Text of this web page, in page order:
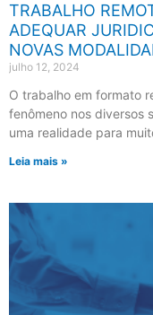
TRABALHO
ADEQUAR
NOVAS
julho 12, 2024
O trabalho em formato
fenômeno nos diversos
uma realidade para
Leia mais »